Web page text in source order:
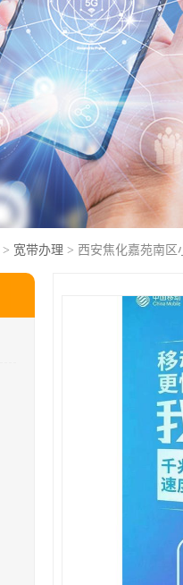
> 宽带办理 > 西安焦化嘉苑南区